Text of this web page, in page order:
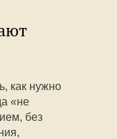
как нужно
«не
без